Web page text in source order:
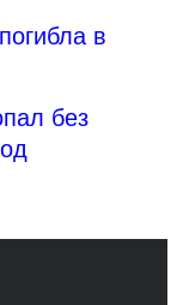
в
без